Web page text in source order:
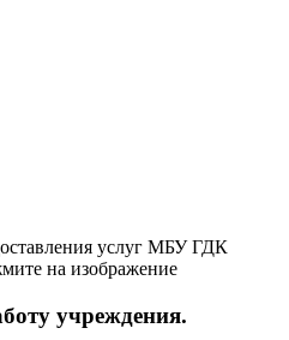
услуг МБУ ГДК
на изображение
учреждения.